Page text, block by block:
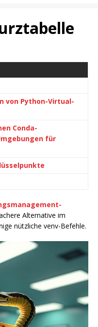
von Python-Virtual-
Conda-
für
Alternative im
nützliche venv-Befehle.